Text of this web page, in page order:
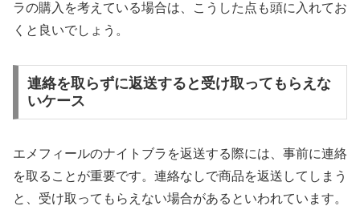
ラの購入を考えている場合は、こうした点も頭に入れてお
くと良いでしょう。
連絡を取らずに返送すると受け取ってもらえな
いケース
エメフィールのナイトブラを返送する際には、事前に連絡
を取ることが重要です。連絡なしで商品を返送してしまう
と、受け取ってもらえない場合があるといわれています。